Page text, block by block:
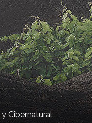
yCibernatural